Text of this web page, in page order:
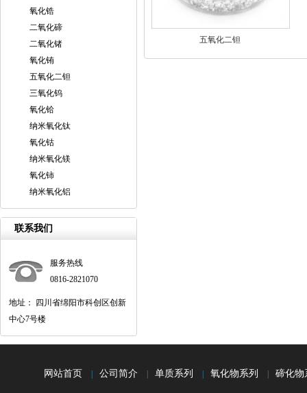
氧化锆
二氧化碲
二氧化锗
氧化铕
五氧化二钽
三氧化钨
氧化铪
纳米氧化钛
氧化钴
纳米氧化镁
氧化铈
纳米氧化铝
联系我们
服务热线
0816-2821070
地址： 四川省绵阳市科创区创新
中心7号楼
五氧化二钽
网站首页 公司简介 单质系列 氧化物系列 碲化物